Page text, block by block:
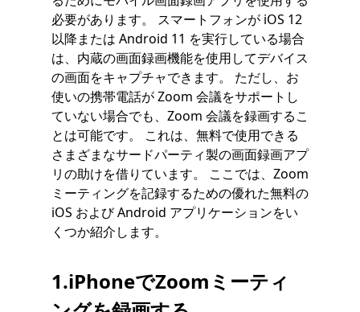
必要があります。 スマートフォンが iOS 12
以降または Android 11 を実行している場合
は、内蔵の画面録画機能を使用してデバイス
の画面をキャプチャできます。 ただし、お
使いの携帯電話が Zoom 会議をサポートし
ていない場合でも、Zoom 会議を録画するこ
とは可能です。 これは、無料で使用できる
さまざまなサードパーティ製の画面録画アプ
リの助けを借りています。 ここでは、Zoom
ミーティングを記録するための優れた無料の
iOS および Android アプリケーションをい
くつか紹介します。
1.iPhoneでZoomミーティ